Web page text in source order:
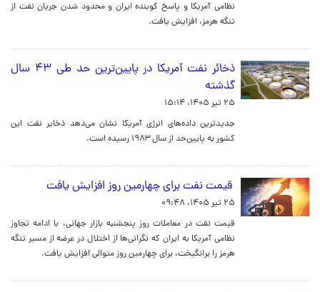
نظامی آمریکا و پاسخ کوبنده ایران و محدود شدن جریان نفت از
تنگه هرمز، افزایش یافت.
ذخائر نفت آمریکا در پایین‌ترین حد طی ۴۳ سال
گذشته
۲۵ تیر ۱۴۰۵، ۱۵:۱۴
جدیدترین داده‌های انرژی آمریکا نشان می‌دهد ذخایر نفت این
کشور به پایین‌حد از سال ۱۹۸۳ رسیده است.
قیمت نفت برای چهارمین روز افزایش یافت
۲۵ تیر ۱۴۰۵، ۰۹:۴۸
قیمت نفت در معاملات روز پنجشنبه بازار جهانی، با ادامه تجاوز
نظامی آمریکا به ایران که نگرانی‌ها از اختلال در عرضه از مسیر تنگه
هرمز را برانگیخت، برای چهارمین روز متوالی افزایش یافت.